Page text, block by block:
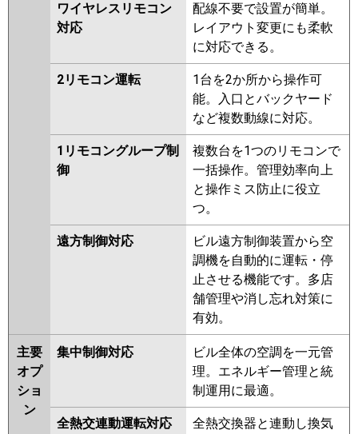
パナソニック PA-P112U7GDNBX PA-
P112U7GDNB PA-P112U7GDB
PA-P112U7GD PA-P112U7GDN
PA-P112U6GDB PA-P112U6GDNB
PA-P112U6GD
PA-P112U6GDN
ワイヤレスリモコン
対応
配線不要で設置が簡単。
レイアウト変更にも柔軟
に対応できる。
2リモコン運転
1台を2か所から操作可
能。入口とバックヤード
など複数動線に対応。
1リモコングループ制
御
複数台を1つのリモコンで
一括操作。管理効率向上
と操作ミス防止に役立
つ。
遠方制御対応
ビル遠方制御装置から空
調機を自動的に運転・停
止させる機能です。多店
舗管理や消し忘れ対策に
有効。
主要
オプ
ショ
ン
集中制御対応
ビル全体の空調を一元管
理。エネルギー管理と統
制運用に最適。
全熱交連動運転対応
全熱交換器と連動し換気